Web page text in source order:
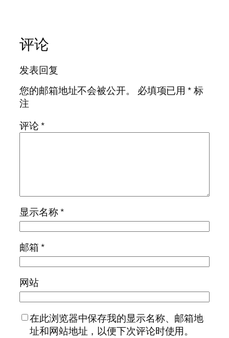
评论
发表回复
您的邮箱地址不会被公开。
必填项已用*标
注
评论*
显示名称*
邮箱*
网站
在此浏览器中保存我的显示名称、邮箱地
址和网站地址，以便下次评论时使用。